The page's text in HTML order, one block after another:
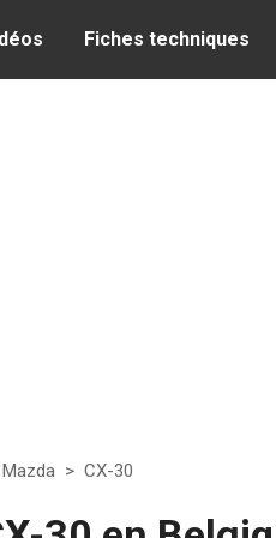
Fiches techniques
Mazda > CX-30